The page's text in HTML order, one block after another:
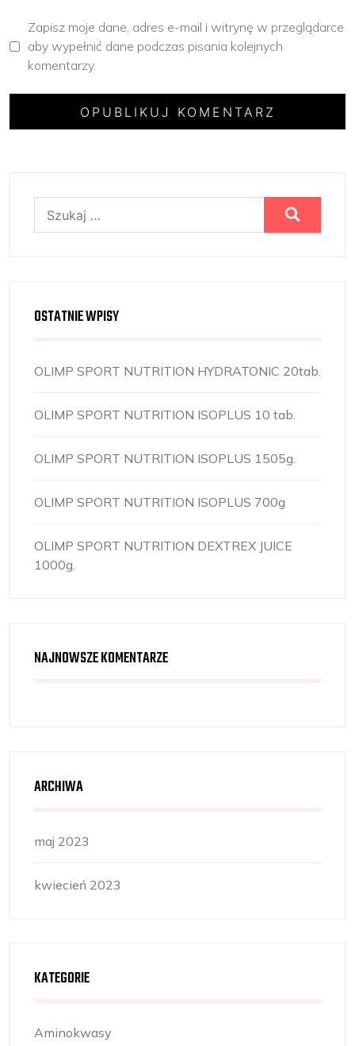
Zapisz moje dane, adres e-mail i witrynę w przeglądarce
aby wypełnić dane podczas pisania kolejnych
komentarzy.
OSTATNIE WPISY
OLIMP SPORT NUTRITION HYDRATONIC 20tab.
OLIMP SPORT NUTRITION ISOPLUS 10 tab.
OLIMP SPORT NUTRITION ISOPLUS 1505g.
OLIMP SPORT NUTRITION ISOPLUS 700g
OLIMP SPORT NUTRITION DEXTREX JUICE
1000g.
NAJNOWSZE KOMENTARZE
ARCHIWA
maj 2023
kwiecień 2023
KATEGORIE
Aminokwasy